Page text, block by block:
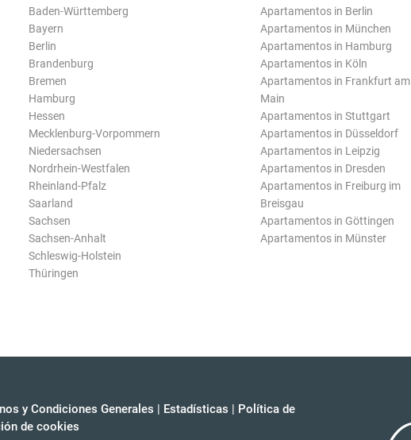
Baden-Württemberg
Bayern
Berlin
Brandenburg
Bremen
Hamburg
Hessen
Mecklenburg-Vorpommern
Niedersachsen
Nordrhein-Westfalen
Rheinland-Pfalz
Saarland
Sachsen
Sachsen-Anhalt
Schleswig-Holstein
Thüringen
Apartamentos in Berlin
Apartamentos in München
Apartamentos in Hamburg
Apartamentos in Köln
Apartamentos in Frankfurt am
Main
Apartamentos in Stuttgart
Apartamentos in Düsseldorf
Apartamentos in Leipzig
Apartamentos in Dresden
Apartamentos in Freiburg im
Breisgau
Apartamentos in Göttingen
Apartamentos in Münster
y Condiciones Generales | Estadísticas | Política de
de cookies